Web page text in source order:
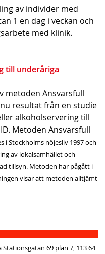
av individer med
1 en dag i veckan och
med klinik.
till underåriga
metoden Ansvarsfull
resultat från en studie
alkoholservering till
Metoden Ansvarsfull
i Stockholms nöjesliv 1997 och
av lokalsamhället och
tillsyn. Metoden har pågått i
visar att metoden alltjämt
69 plan 7, 113 64